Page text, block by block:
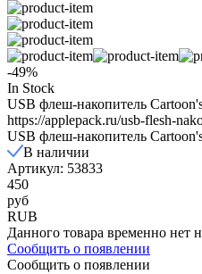
-49%
In Stock
USB флеш-накопитель
https://applepack.ru/usb-flesh-
USB флеш-накопитель
В наличии
Артикул: 53833
450
руб
RUB
Данного товара временно нет
Сообщить о появлении
Сообщить о появлении